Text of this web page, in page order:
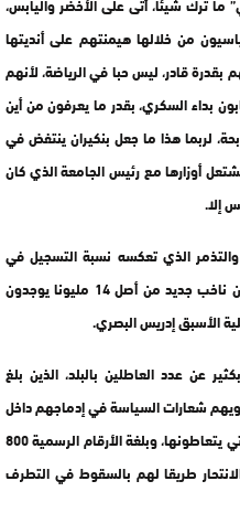
من خلالها هيمنتهم على أنديتها
قادر، ليس حبا في الرياضة، لأنهم
بداء السكري، بقدر ما يعرفون من أين
لربما هذا ما جعل بنكيران ينتفض في
أوزارها مع رئيس الجامعة الذي كان
إلا.
الذي تعكسه نسبة التسجيل في
اللوائح الانتخابية، والتي لم تتجاوز 1.5 مليون ناخب جديد من أصل 14 مليونا يوجدون
الأسبق إدريس البصري.
عن عدد العاطلين بالبلد، الذين بلغ
شعارات السياسة في إدماجهم داخل
دائرة الإنتاج، فئة منهم ابتلعتها المخدرات التي يتعاطونها، وبلغة الأرقام الرسمية 800
طريقا لهم بالسقوط في التطرف